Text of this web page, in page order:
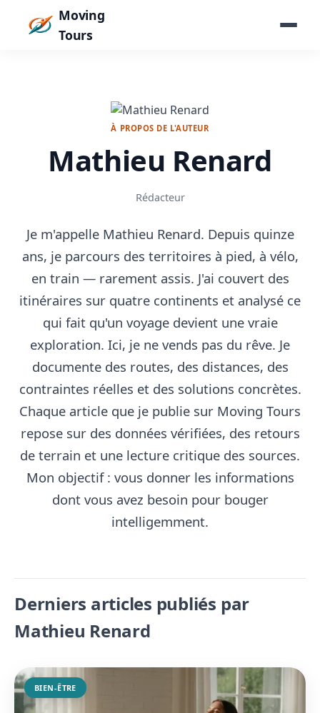
Moving
Tours
À PROPOS DE L'AUTEUR
Mathieu Renard
Rédacteur
Je m'appelle Mathieu Renard. Depuis quinze
ans, je parcours des territoires à pied, à vélo,
en train — rarement assis. J'ai couvert des
itinéraires sur quatre continents et analysé ce
qui fait qu'un voyage devient une vraie
exploration. Ici, je ne vends pas du rêve. Je
documente des routes, des distances, des
contraintes réelles et des solutions concrètes.
Chaque article que je publie sur Moving Tours
repose sur des données vérifiées, des retours
de terrain et une lecture critique des sources.
Mon objectif : vous donner les informations
dont vous avez besoin pour bouger
intelligemment.
Derniers articles publiés par
Mathieu Renard
BIEN-ÊTRE